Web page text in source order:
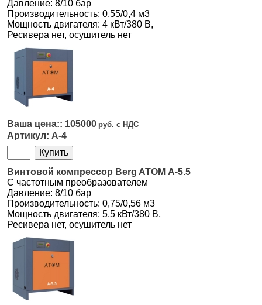
Давление: 8/10 бар
Производительность: 0,55/0,4 м3
Мощность двигателя: 4 кВт/380 В,
Ресивера нет, осушитель нет
105000
А-4
Винтовой компрессор Berg ATOM А-5.5
С частотным преобразователем
Давление: 8/10 бар
Производительность: 0,75/0,56 м3
Мощность двигателя: 5,5 кВт/380 В,
Ресивера нет, осушитель нет